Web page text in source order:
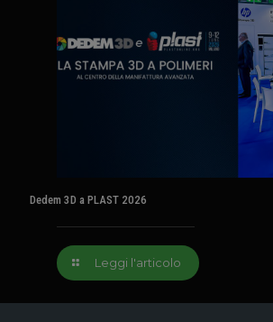
Dedem 3D a PLAST 2026
Leggi l'articolo